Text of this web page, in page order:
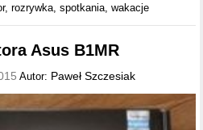
,rozrywka ,spotkania ,wakacje
Asus B1MR
Autor: Paweł Szczesiak